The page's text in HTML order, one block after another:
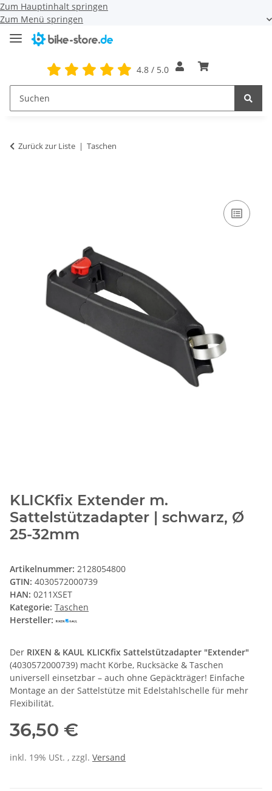
Zum Hauptinhalt springen
Zum Menü springen
4.8 / 5.0
Zurück zur Liste Taschen
KLICKfix Extender m.
Sattelstützadapter | schwarz, Ø
25-32mm
Artikelnummer: 2128054800
GTIN: 4030572000739
HAN: 0211XSET
Kategorie: Taschen
Hersteller:
Der RIXEN & KAUL KLICKfix Sattelstützadapter "Extender"
(4030572000739) macht Körbe, Rucksäcke & Taschen
universell einsetzbar – auch ohne Gepäckträger! Einfache
Montage an der Sattelstütze mit Edelstahlschelle für mehr
Flexibilität.
36,50 €
inkl. 19% USt. , zzgl. Versand